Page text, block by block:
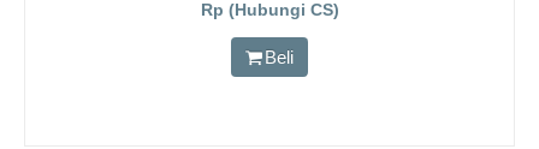
Rp (Hubungi CS)
Beli